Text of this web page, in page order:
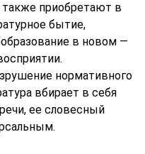
приобретают в
бытие,
в новом —
нормативного
вбирает в себя
ее словесный